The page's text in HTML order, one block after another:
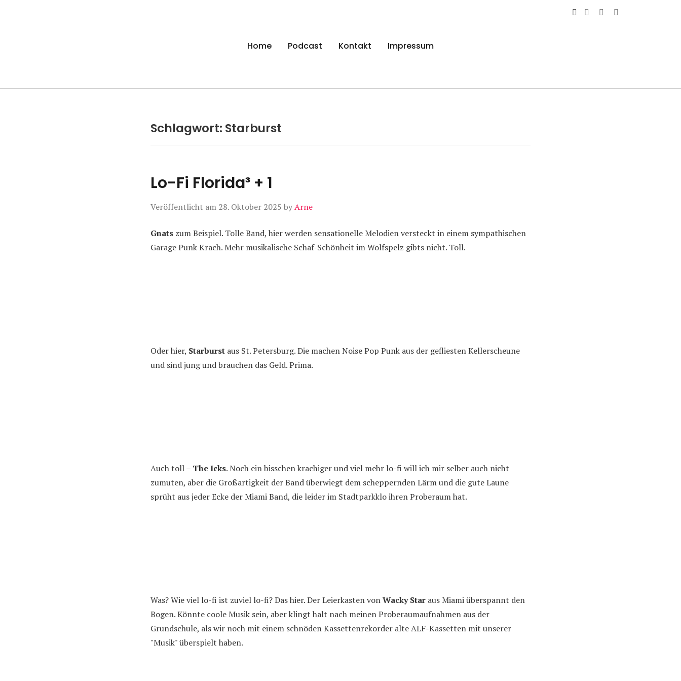
Manierenversagen
Home Podcast Kontakt Impressum
Schlagwort: Starburst
Lo-Fi Florida³ + 1
Veröffentlicht am 28. Oktober 2025 byArne
Gnats zum Beispiel. Tolle Band, hier werden sensationelle Melodien versteckt in einem sympathischen
Garage Punk Krach. Mehr musikalische Schaf-Schönheit im Wolfspelz gibts nicht. Toll.
Oder hier, Starburst aus St. Petersburg. Die machen Noise Pop Punk aus der gefliesten Kellerscheune
und sind jung und brauchen das Geld. Prima.
Auch toll – The Icks. Noch ein bisschen krachiger und viel mehr lo-fi will ich mir selber auch nicht
zumuten, aber die Großartigkeit der Band überwiegt dem scheppernden Lärm und die gute Laune
sprüht aus jeder Ecke der Miami Band, die leider im Stadtparkklo ihren Proberaum hat.
Was? Wie viel lo-fi ist zuviel lo-fi? Das hier. Der Leierkasten vonWacky Star aus Miami überspannt den
Bogen. Könnte coole Musik sein, aber klingt halt nach meinen Proberaumaufnahmen aus der
Grundschule, als wir noch mit einem schnöden Kassettenrekorder alte ALF-Kassetten mit unserer
"Musik" überspielt haben.